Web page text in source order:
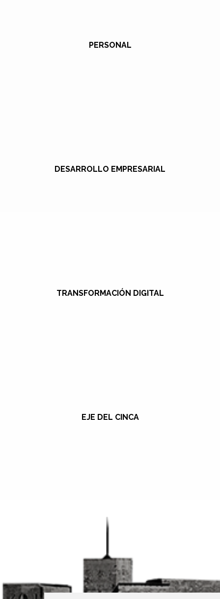
PERSONAL
DESARROLLO EMPRESARIAL
TRANSFORMACIÓN DIGITAL
EJE DEL CINCA